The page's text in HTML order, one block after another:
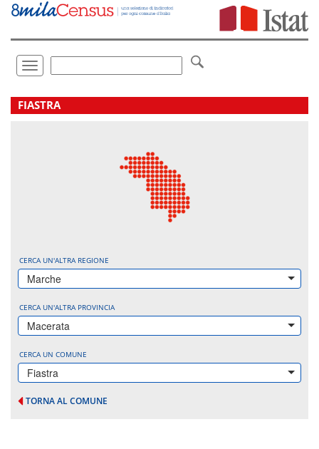
Vai
direttamente
Toggle
navigation
.
FIASTRA
CERCA UN'ALTRA REGIONE
Marche
CERCA UN'ALTRA PROVINCIA
Macerata
CERCA UN COMUNE
Fiastra
TORNA AL COMUNE